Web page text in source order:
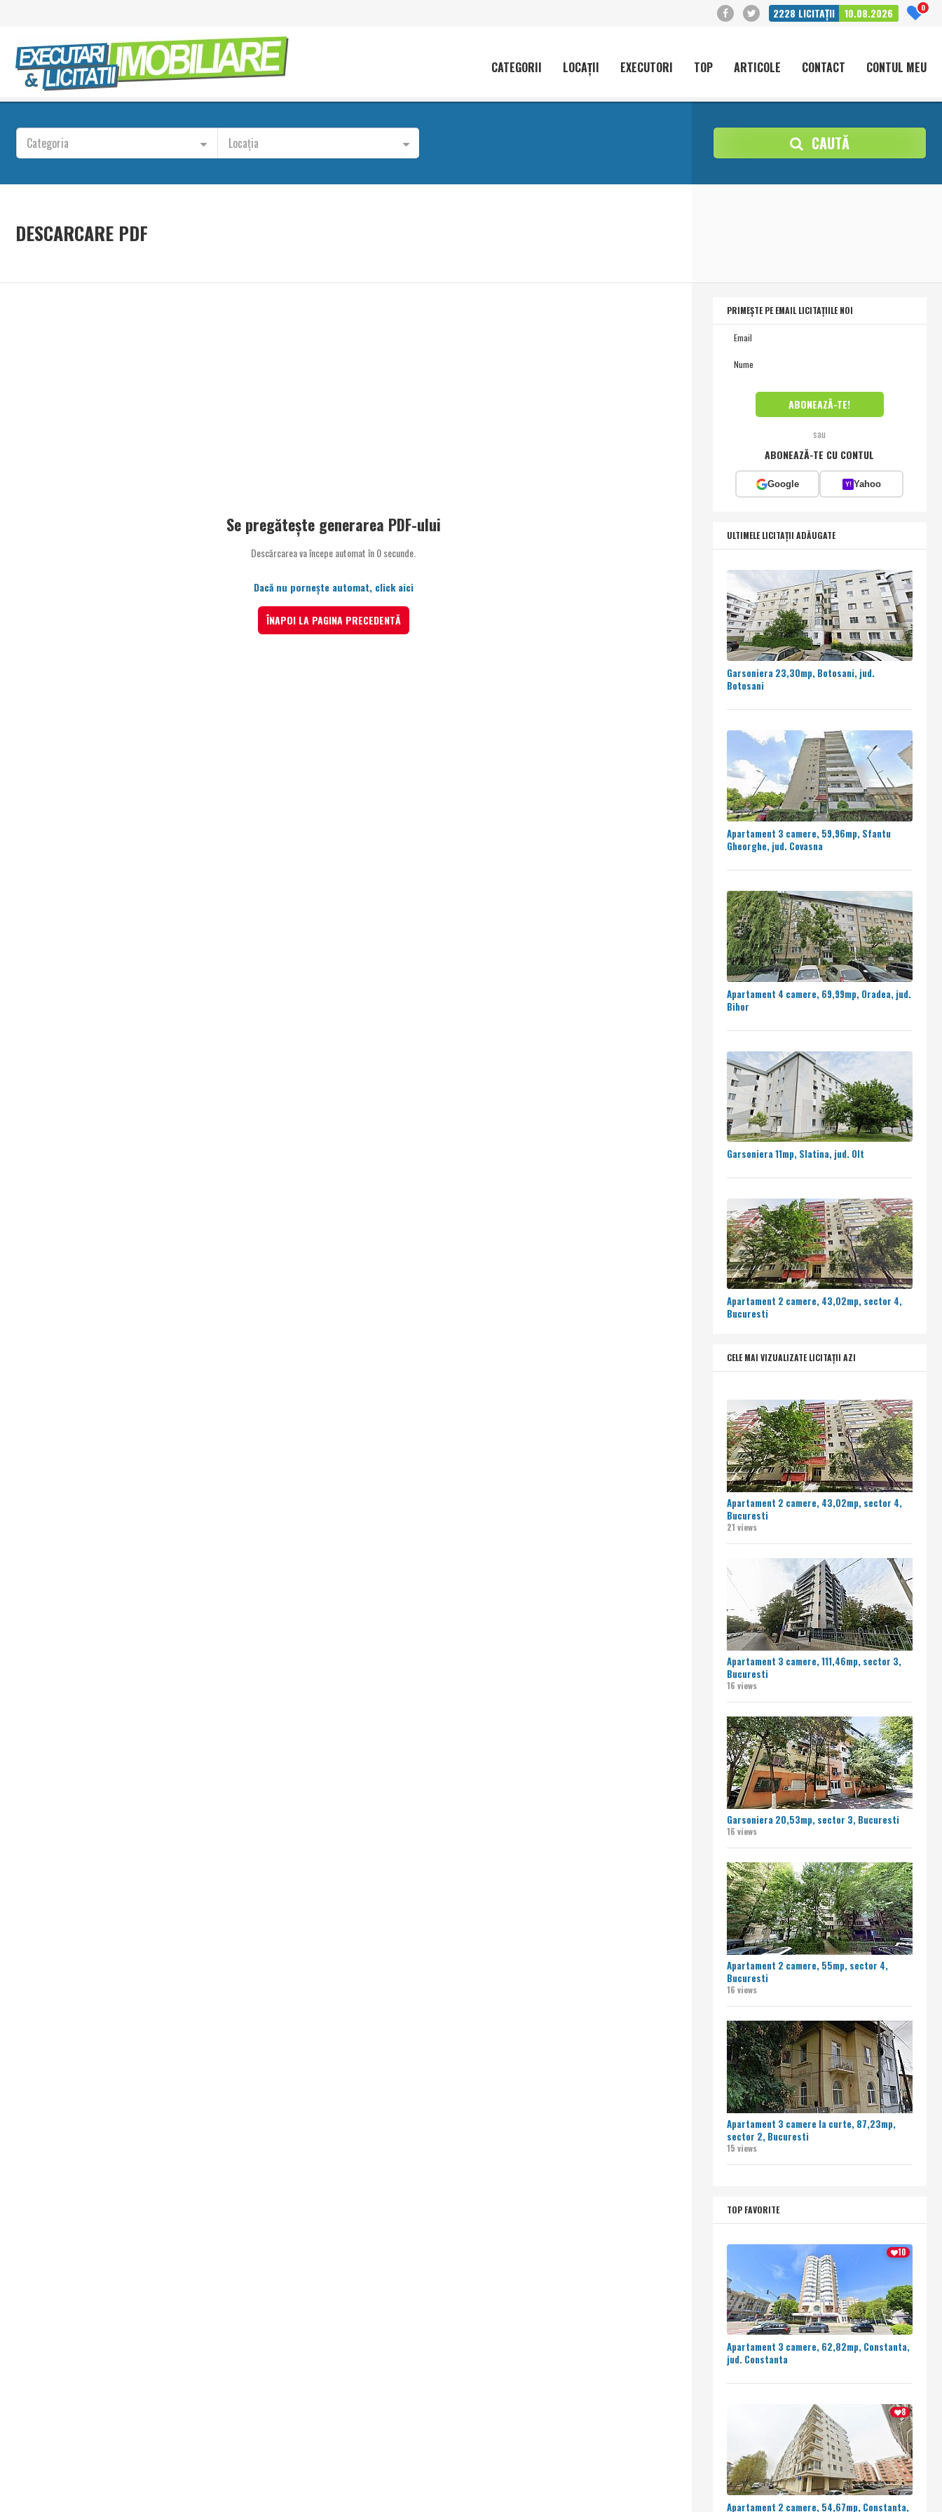
2228 LICITAȚII 10.08.2026 0
CATEGORII LOCAȚII EXECUTORI TOP ARTICOLE CONTACT CONTUL MEU
Categoria Locația CAUTĂ
DESCARCARE PDF
Se pregătește generarea PDF-ului
Descărcarea va începe automat în0secunde.
Dacă nu pornește automat, click aici
ÎNAPOI LA PAGINA PRECEDENTĂ
PRIMEȘTE PE EMAIL LICITAȚIILE NOI
sau
ABONEAZĂ-TE CU CONTUL
Google Y! Yahoo
ULTIMELE LICITAȚII ADĂUGATE
Garsoniera 23,30mp, Botosani, jud.
Botosani
Apartament 3 camere, 59,96mp, Sfantu
Gheorghe, jud. Covasna
Apartament 4 camere, 69,99mp, Oradea, jud.
Bihor
Garsoniera 11mp, Slatina, jud. Olt
Apartament 2 camere, 43,02mp, sector 4,
Bucuresti
CELE MAI VIZUALIZATE LICITAȚII AZI
Apartament 2 camere, 43,02mp, sector 4,
Bucuresti
21 views
Apartament 3 camere, 111,46mp, sector 3,
Bucuresti
16 views
Garsoniera 20,53mp, sector 3, Bucuresti
16 views
Apartament 2 camere, 55mp, sector 4,
Bucuresti
16 views
Apartament 3 camere la curte, 87,23mp,
sector 2, Bucuresti
15 views
TOP FAVORITE
10
Apartament 3 camere, 62,82mp, Constanta,
jud. Constanta
8
Apartament 2 camere, 54,67mp, Constanta,